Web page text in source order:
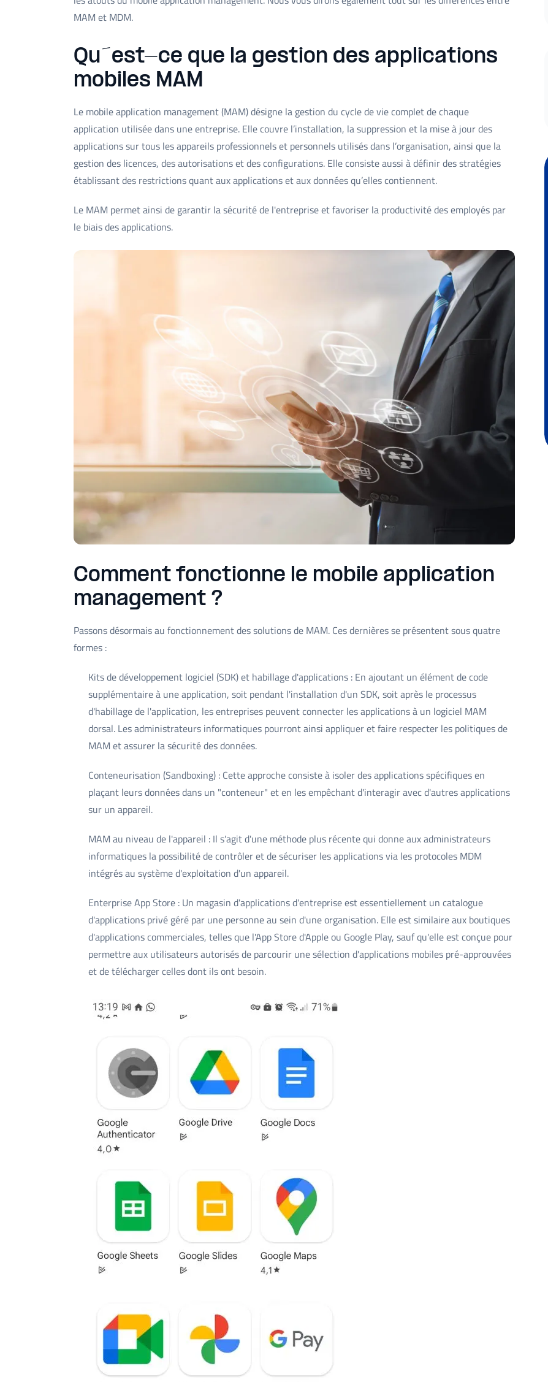
MAM et MDM.
Qu´est-ce que la gestion des applications
mobiles MAM
Le mobile application management (MAM) désigne la gestion du cycle de vie complet de chaque
application utilisée dans une entreprise. Elle couvre l’installation, la suppression et la mise à jour des
applications sur tous les appareils professionnels et personnels utilisés dans l’organisation, ainsi que la
gestion des licences, des autorisations et des configurations. Elle consiste aussi à définir des stratégies
établissant des restrictions quant aux applications et aux données qu’elles contiennent.
Le MAM permet ainsi de garantir la sécurité de l'entreprise et favoriser la productivité des employés par
le biais des applications.
Comment fonctionne le mobile application
management ?
Passons désormais au fonctionnement des solutions de MAM. Ces dernières se présentent sous quatre
formes :
Kits de développement logiciel (SDK) et habillage d'applications : En ajoutant un élément de code
supplémentaire à une application, soit pendant l'installation d'un SDK, soit après le processus
d'habillage de l'application, les entreprises peuvent connecter les applications à un logiciel MAM
dorsal. Les administrateurs informatiques pourront ainsi appliquer et faire respecter les politiques de
MAM et assurer la sécurité des données.
Conteneurisation (Sandboxing) : Cette approche consiste à isoler des applications spécifiques en
plaçant leurs données dans un "conteneur" et en les empêchant d'interagir avec d'autres applications
sur un appareil.
MAM au niveau de l'appareil : Il s'agit d'une méthode plus récente qui donne aux administrateurs
informatiques la possibilité de contrôler et de sécuriser les applications via les protocoles MDM
intégrés au système d'exploitation d'un appareil.
Enterprise App Store : Un magasin d'applications d'entreprise est essentiellement un catalogue
d'applications privé géré par une personne au sein d'une organisation. Elle est similaire aux boutiques
d'applications commerciales, telles que l'App Store d'Apple ou Google Play, sauf qu'elle est conçue pour
permettre aux utilisateurs autorisés de parcourir une sélection d'applications mobiles pré-approuvées
et de télécharger celles dont ils ont besoin.